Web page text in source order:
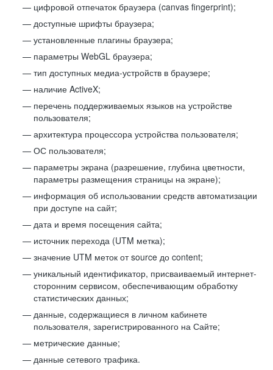
цифровой отпечаток браузера (canvas fingerprint);
доступные шрифты браузера;
установленные плагины браузера;
параметры WebGL браузера;
тип доступных медиа-устройств в браузере;
наличие ActiveX;
перечень поддерживаемых языков на устройстве
пользователя;
архитектура процессора устройства пользователя;
ОС пользователя;
параметры экрана (разрешение, глубина цветности,
параметры размещения страницы на экране);
информация об использовании средств автоматизации
при доступе на сайт;
дата и время посещения сайта;
источник перехода (UTM метка);
значение UTM меток от source до content;
уникальный идентификатор, присваиваемый интернет-
сторонним сервисом, обеспечивающим обработку
статистических данных;
данные, содержащиеся в личном кабинете
пользователя, зарегистрированного на Сайте;
метрические данные;
данные сетевого трафика.